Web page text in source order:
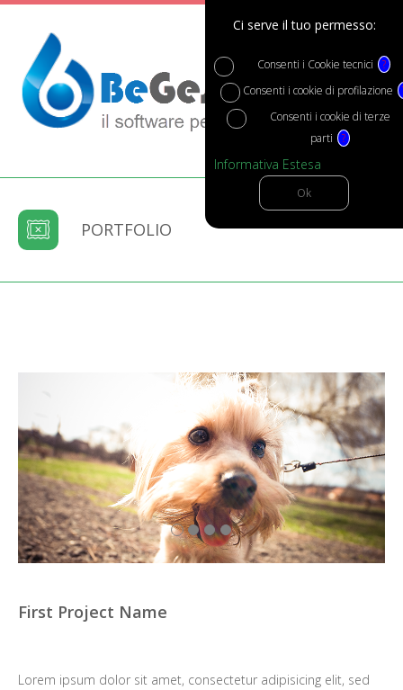
PORTFOLIO
First Project Name
Lorem ipsum dolor sit amet, consectetur adipisicing elit, sed
Ci serve il tuo permesso:
Consenti i Cookie tecnici
?
Consenti i cookie di profilazione
Consenti i cookie di terze
parti
?
Informativa Estesa